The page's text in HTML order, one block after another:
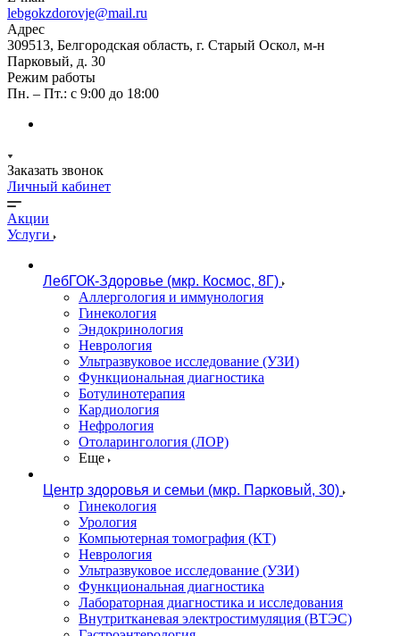
lebgokzdorovje@mail.ru
Адрес
309513, Белгородская область, г. Старый Оскол, м-н
Парковый, д. 30
Режим работы
Пн. – Пт.: с 9:00 до 18:00
Заказать звонок
Личный кабинет
Акции
Услуги
ЛебГОК-Здоровье (мкр. Космос, 8Г)
Аллергология и иммунология
Гинекология
Эндокринология
Неврология
Ультразвуковое исследование (УЗИ)
Функциональная диагностика
Ботулинотерапия
Кардиология
Нефрология
Отоларингология (ЛОР)
Еще
Центр здоровья и семьи (мкр. Парковый, 30)
Гинекология
Урология
Компьютерная томография (КТ)
Неврология
Ультразвуковое исследование (УЗИ)
Функциональная диагностика
Лабораторная диагностика и исследования
Внутритканевая электростимуляция (ВТЭС)